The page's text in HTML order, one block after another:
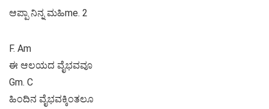
ಆಪ್ಪಾ ನಿನ್ನ ಮಹಿme. 2
F. Am
ಈ ಆಲಯದ ವೈಭವವೂ
Gm. C
ಹಿಂದಿನ ವೈಭವಕ್ಕಿಂತಲೂ